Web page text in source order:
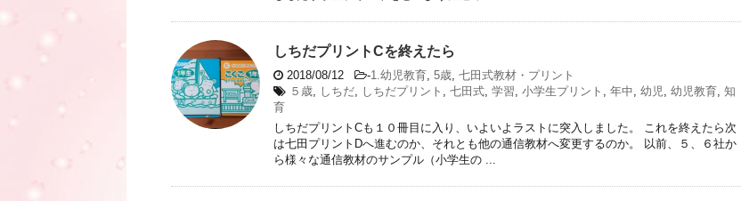
しちだプリントCを終えたら
2018/08/12 -1.幼児教育, 5歳, 七田式教材・プリント
５歳, しちだ, しちだプリント , 七田式, 学習, 小学生プリント , 年中, 幼児, 幼児教育, 知
育
しちだプリントCも１０冊目に入り、いよいよラストに突入しました。 これを終えたら次
は七田プリントDへ進むのか、それとも他の通信教材へ変更するのか。 以前、５、６社か
ら様々な通信教材のサンプル（小学生の ...